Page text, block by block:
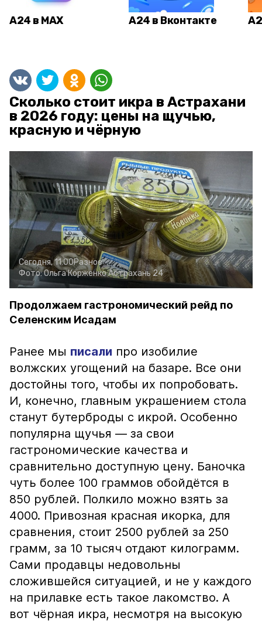
А24 в MAX А24 в Вконтакте
Сколько стоит икра в Астрахани
в 2026 году: цены на щучью,
красную и чёрную
Сегодня, 11:00Разное
Фото:Ольга КорженкоАстрахань 24
Продолжаем гастрономический рейд по
Селенским Исадам
Ранее мы писали про изобилие
волжских угощений на базаре. Все они
достойны того, чтобы их попробовать.
И, конечно, главным украшением стола
станут бутерброды с икрой. Особенно
популярна щучья — за свои
гастрономические качества и
сравнительно доступную цену. Баночка
чуть более 100 граммов обойдётся в
850 рублей. Полкило можно взять за
4000. Привозная красная икорка, для
сравнения, стоит 2500 рублей за 250
грамм, за 10 тысяч отдают килограмм.
Сами продавцы недовольны
сложившейся ситуацией, и не у каждого
на прилавке есть такое лакомство. А
вот чёрная икра, несмотря на высокую